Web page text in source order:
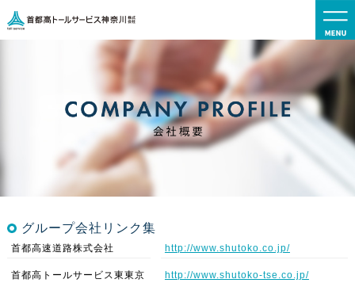
グループ会社リンク集
首都高速道路株式会社 http://www.shutoko.co.jp/
首都高トールサービス東東京
http://www.shutoko-tse.co.jp/